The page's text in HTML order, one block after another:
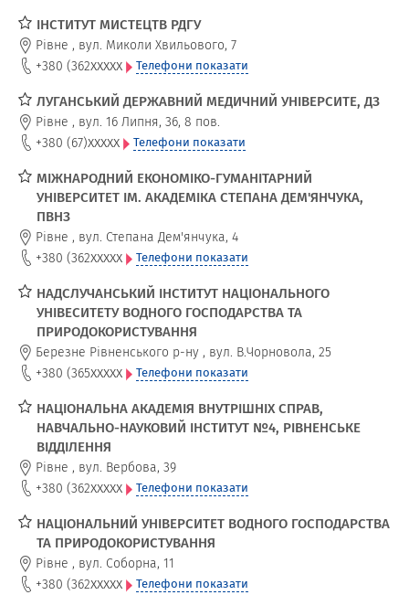
ІНСТИТУТ МИСТЕЦТВ РДГУ
Рівне , вул. Миколи Хвильового, 7
+380 (362xxxxx Телефони показати
ЛУГАНСЬКИЙ ДЕРЖАВНИЙ МЕДИЧНИЙ УНІВЕРСИТЕ, ДЗ
Рівне , вул. 16 Липня, 36, 8 пов.
+380 (67)xxxxx Телефони показати
МІЖНАРОДНИЙ ЕКОНОМІКО-ГУМАНІТАРНИЙ
УНІВЕРСИТЕТ ІМ. АКАДЕМІКА СТЕПАНА ДЕМ'ЯНЧУКА,
ПВНЗ
Рівне , вул. Степана Дем'янчука, 4
+380 (362xxxxx Телефони показати
НАДСЛУЧАНСЬКИЙ ІНСТИТУТ НАЦІОНАЛЬНОГО
УНІВЕСИТЕТУ ВОДНОГО ГОСПОДАРСТВА ТА
ПРИРОДОКОРИСТУВАННЯ
Березне Рівненського р-ну , вул. В.Чорновола, 25
+380 (365xxxxx Телефони показати
НАЦІОНАЛЬНА АКАДЕМІЯ ВНУТРІШНІХ СПРАВ,
НАВЧАЛЬНО-НАУКОВИЙ ІНСТИТУТ №4, РІВНЕНСЬКЕ
ВІДДІЛЕННЯ
Рівне , вул. Вербова, 39
+380 (362xxxxx Телефони показати
НАЦІОНАЛЬНИЙ УНІВЕРСИТЕТ ВОДНОГО ГОСПОДАРСТВА
ТА ПРИРОДОКОРИСТУВАННЯ
Рівне , вул. Соборна, 11
+380 (362xxxxx Телефони показати